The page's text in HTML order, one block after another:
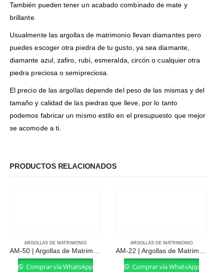
También pueden tener un acabado combinado de mate y
brillante.
Usualmente las argollas de matrimonio llevan diamantes pero
puedes escoger otra piedra de tu gusto, ya sea diamante,
diamante azul, zafiro, rubí, esmeralda, circón o cualquier otra
piedra preciosa o semipreciosa.
El precio de las argollas depende del peso de las mismas y del
tamaño y calidad de las piedras que lleve, por lo tanto
podemos fabricar un mismo estilo en el presupuesto que mejor
se acomode a ti.
PRODUCTOS RELACIONADOS
ARGOLLAS DE MATRIMONIO
Comprar vía WhatsApp
ARGOLLAS DE MATRIMONIO
Comprar vía WhatsApp